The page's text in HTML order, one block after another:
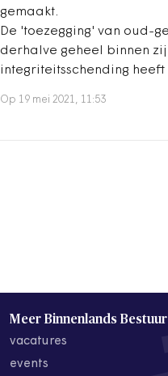
gemaakt.
De 'toezegging' van oud-
derhalve geheel binnen
integriteitsschending
Op 19 mei 2021, 11:53
Meer Binnenlands Bestuur
vacatures
events